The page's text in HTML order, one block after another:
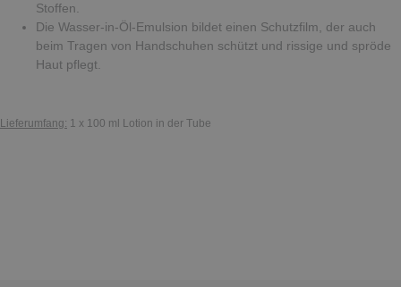
Stoffen.
Die Wasser-in-Öl-Emulsion bildet einen Schutzfilm, der auch
beim Tragen von Handschuhen schützt und rissige und spröde
Haut pflegt.
Lieferumfang: 1 x 100 ml Lotion in der Tube